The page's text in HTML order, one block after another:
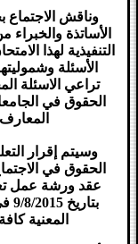
وناقش الاجتماع
الأساتذة
التنفيذية لهذا
الأسئلة
تراعي الاسئلة
الحقوق في
وسيتم إقرار
الحقوق في
عقد ورشة عمل
المعنية